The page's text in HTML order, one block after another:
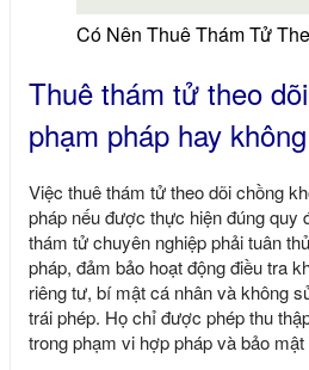
Có Nên Thuê Thám Tử
Thuê thám tử theo
phạm pháp hay
Việc thuê thám tử theo dõi chồng
pháp nếu được thực hiện đúng quy
thám tử chuyên nghiệp phải tuân
pháp, đảm bảo hoạt động điều tra
riêng tư, bí mật cá nhân và không
trái phép. Họ chỉ được phép thu
trong phạm vi hợp pháp và bảo